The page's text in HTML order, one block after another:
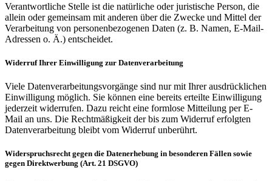
Verantwortliche Stelle ist die natürliche oder juristische Person, die
allein oder gemeinsam mit anderen über die Zwecke und Mittel der
Verarbeitung von personenbezogenen Daten (z. B. Namen, E-Mail-
Adressen o. Ä.) entscheidet.
Widerruf Ihrer Einwilligung zur Datenverarbeitung
Viele Datenverarbeitungsvorgänge sind nur mit Ihrer ausdrücklichen
Einwilligung möglich. Sie können eine bereits erteilte Einwilligung
jederzeit widerrufen. Dazu reicht eine formlose Mitteilung per E-
Mail an uns. Die Rechtmäßigkeit der bis zum Widerruf erfolgten
Datenverarbeitung bleibt vom Widerruf unberührt.
Widerspruchsrecht gegen die Datenerhebung in besonderen Fällen sowie
gegen Direktwerbung (Art. 21 DSGVO)